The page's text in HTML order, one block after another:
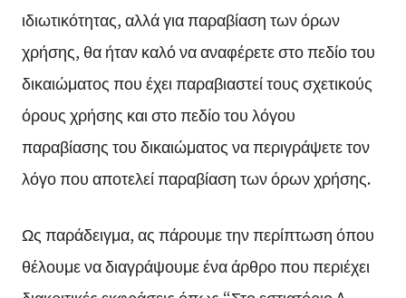
ιδιωτικότητας, αλλά για παραβίαση των όρων
χρήσης, θα ήταν καλό να αναφέρετε στο πεδίο του
δικαιώματος που έχει παραβιαστεί τους σχετικούς
όρους χρήσης και στο πεδίο του λόγου
παραβίασης του δικαιώματος να περιγράψετε τον
λόγο που αποτελεί παραβίαση των όρων χρήσης.
Ως παράδειγμα, ας πάρουμε την περίπτωση όπου
θέλουμε να διαγράψουμε ένα άρθρο που περιέχει